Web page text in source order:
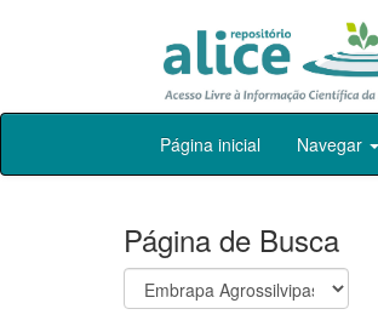
Skip
Página inicial Navegar
Página de Busca